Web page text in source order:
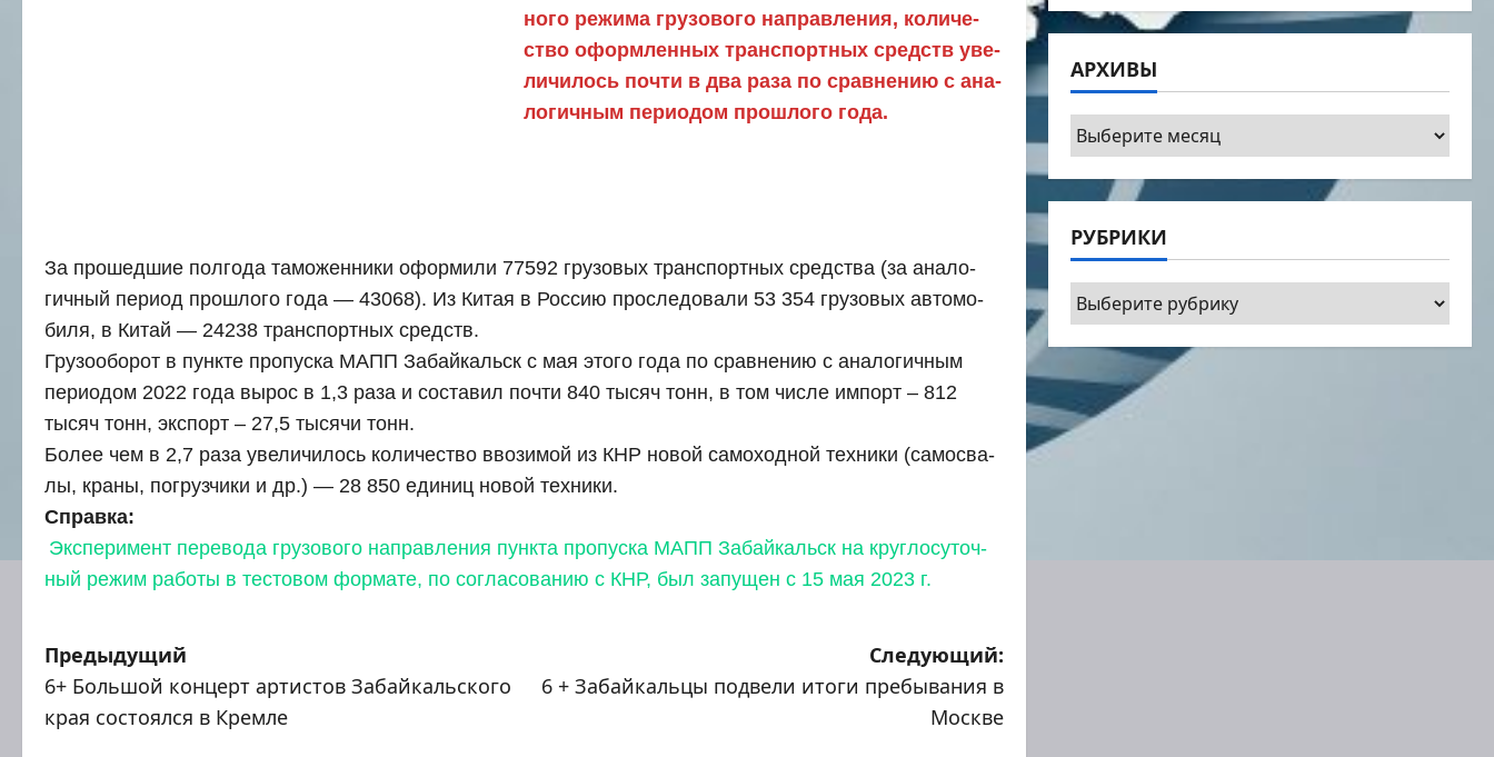
но­го режи­ма гру­зо­во­го направ­ле­ния, коли­че­
ство оформ­лен­ных транс­порт­ных средств уве­
ли­чи­лось почти в два раза по срав­не­нию с ана­
ло­гич­ным пери­о­дом про­шло­го года.
За про­шед­шие пол­го­да тамо­жен­ни­ки офор­ми­ли 77592 гру­зо­вых транс­порт­ных сред­ства (за ана­ло­
гич­ный пери­од про­шло­го года — 43068). Из Китая в Рос­сию про­сле­до­ва­ли 53 354 гру­зо­вых авто­мо­
би­ля, в Китай — 24238 транс­порт­ных средств.
Гру­зо­обо­рот в пунк­те про­пус­ка МАПП Забай­кальск с мая это­го года по срав­не­нию с ана­ло­гич­ным
пери­о­дом 2022 года вырос в 1,3 раза и соста­вил почти 840 тысяч тонн, в том чис­ле импорт – 812
тысяч тонн, экс­порт – 27,5 тыся­чи тонн.
Более чем в 2,7 раза уве­ли­чи­лось коли­че­ство вво­зи­мой из КНР новой само­ход­ной тех­ни­ки (само­сва­
лы, кра­ны, погруз­чи­ки и др.) — 28 850 еди­ниц новой тех­ни­ки.
Справ­ка:
Экс­пе­ри­мент пере­во­да гру­зо­во­го направ­ле­ния пунк­та про­пус­ка МАПП Забай­кальск на круг­ло­су­точ­
ный режим рабо­ты в тесто­вом фор­ма­те, по согла­со­ва­нию с КНР, был запу­щен с 15 мая 2023 г.
Н
а
Предыдущий
6+ Большой концерт артистов Забайкальского
края состоялся в Кремле
Следующий:
6 + Забайкальцы подвели итоги пребывания в
Москве
АРХИВЫ
Архивы
РУБРИКИ
Рубрики